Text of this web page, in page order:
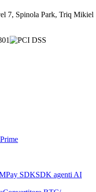
7, Spinola Park, Triq Mikiel
Prime
Pay SDKSDK agenti AI